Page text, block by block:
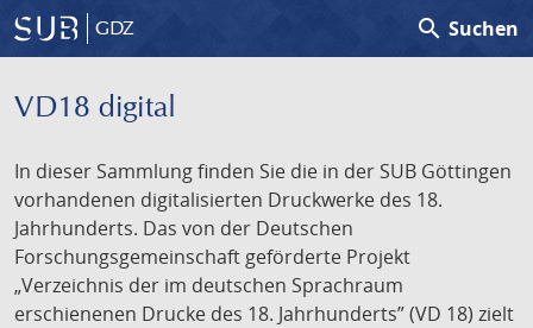
GDZ search Suchen
VD18 digital
In dieser Sammlung finden Sie die in der SUB Göttingen
vorhandenen digitalisierten Druckwerke des 18.
Jahrhunderts. Das von der Deutschen
Forschungsgemeinschaft geförderte Projekt
„Verzeichnis der im deutschen Sprachraum
erschienenen Drucke des 18. Jahrhunderts” (VD 18) zielt